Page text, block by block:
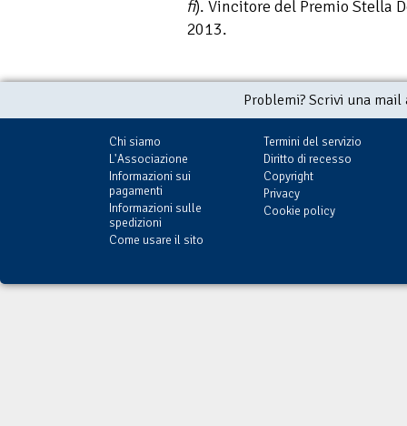
fi). Vincitore del Premio Stella
2013.
Problemi? Scrivi una
Chi siamo
L'Associazione
Informazioni sui
pagamenti
Informazioni sulle
spedizioni
Come usare il sito
Termini del servizio
Diritto di recesso
Copyright
Privacy
Cookie policy